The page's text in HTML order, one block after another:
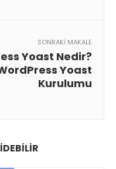
SONRAKI MAKALE
Yoast Nedir?
Yoast
Kurulumu